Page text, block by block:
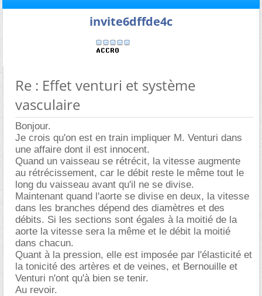
invite6dffde4c
Re : Effet venturi et système
vasculaire
Bonjour.
Je crois qu'on est en train impliquer M. Venturi dans
une affaire dont il est innocent.
Quand un vaisseau se rétrécit, la vitesse augmente
au rétrécissement, car le débit reste le même tout le
long du vaisseau avant qu'il ne se divise.
Maintenant quand l'aorte se divise en deux, la vitesse
dans les branches dépend des diamètres et des
débits. Si les sections sont égales à la moitié de la
aorte la vitesse sera la même et le débit la moitié
dans chacun.
Quant à la pression, elle est imposée par l'élasticité et
la tonicité des artères et de veines, et Bernouille et
Venturi n'ont qu'à bien se tenir.
Au revoir.